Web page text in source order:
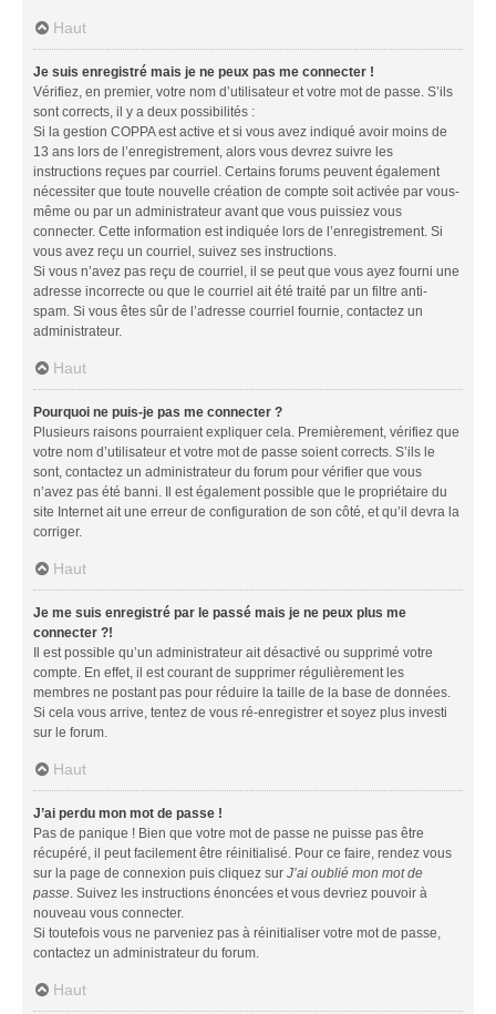
Haut
Je suis enregistré mais je ne peux pas me connecter !
Vérifiez, en premier, votre nom d’utilisateur et votre mot de passe. S’ils
sont corrects, il y a deux possibilités :
Si la gestion COPPA est active et si vous avez indiqué avoir moins de
13 ans lors de l’enregistrement, alors vous devrez suivre les
instructions reçues par courriel. Certains forums peuvent également
nécessiter que toute nouvelle création de compte soit activée par vous-
même ou par un administrateur avant que vous puissiez vous
connecter. Cette information est indiquée lors de l’enregistrement. Si
vous avez reçu un courriel, suivez ses instructions.
Si vous n’avez pas reçu de courriel, il se peut que vous ayez fourni une
adresse incorrecte ou que le courriel ait été traité par un filtre anti-
spam. Si vous êtes sûr de l’adresse courriel fournie, contactez un
administrateur.
Haut
Pourquoi ne puis-je pas me connecter ?
Plusieurs raisons pourraient expliquer cela. Premièrement, vérifiez que
votre nom d’utilisateur et votre mot de passe soient corrects. S’ils le
sont, contactez un administrateur du forum pour vérifier que vous
n’avez pas été banni. Il est également possible que le propriétaire du
site Internet ait une erreur de configuration de son côté, et qu’il devra la
corriger.
Haut
Je me suis enregistré par le passé mais je ne peux plus me
connecter ?!
Il est possible qu’un administrateur ait désactivé ou supprimé votre
compte. En effet, il est courant de supprimer régulièrement les
membres ne postant pas pour réduire la taille de la base de données.
Si cela vous arrive, tentez de vous ré-enregistrer et soyez plus investi
sur le forum.
Haut
J’ai perdu mon mot de passe !
Pas de panique ! Bien que votre mot de passe ne puisse pas être
récupéré, il peut facilement être réinitialisé. Pour ce faire, rendez vous
sur la page de connexion puis cliquez sur J’ai oublié mon mot de
passe. Suivez les instructions énoncées et vous devriez pouvoir à
nouveau vous connecter.
Si toutefois vous ne parveniez pas à réinitialiser votre mot de passe,
contactez un administrateur du forum.
Haut